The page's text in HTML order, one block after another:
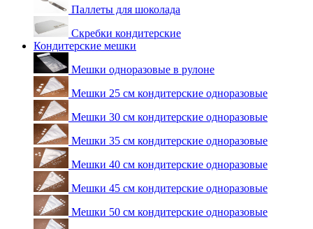
Паллеты для шоколада
Скребки кондитерские
Кондитерские мешки
Мешки одноразовые в рулоне
Мешки 25 см кондитерские одноразовые
Мешки 30 см кондитерские одноразовые
Мешки 35 см кондитерские одноразовые
Мешки 40 см кондитерские одноразовые
Мешки 45 см кондитерские одноразовые
Мешки 50 см кондитерские одноразовые